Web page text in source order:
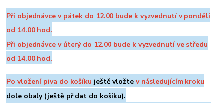
Při objednávce v pátek do 12.00 bude k vyzvednutí v pondělí
od 14.00 hod.
Při objednávce v úterý do 12.00 bude k vyzvednutí ve středu
od 14.00 hod.
Po vložení piva do košíku ještě vložtev následujícím kroku
dole obaly (ještě přidat do košíku).